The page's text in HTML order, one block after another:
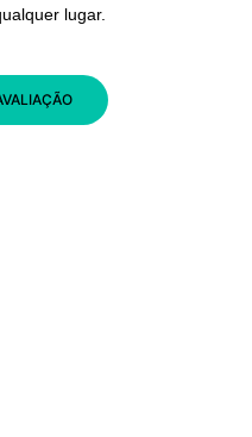
lugar.